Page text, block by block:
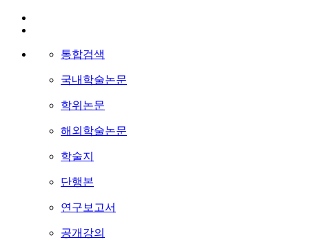
통합검색
국내학술논문
학위논문
해외학술논문
학술지
단행본
연구보고서
공개강의